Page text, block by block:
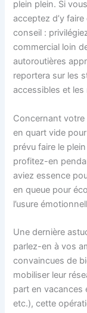
plein plein. Si
acceptez d’y
conseil :
commercial loin
autoroutières
reportera sur les
accessibles et
Concernant votre
en quart vide
prévu faire le
profitez-en
aviez essence
en queue pour
l’usure
Une dernière
parlez-en à vos
convaincues de
mobiliser leur
part en vacances
etc.), cette